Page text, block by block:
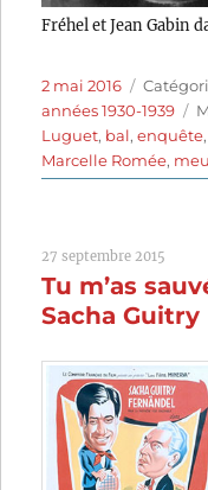
Fréhel et Jean Gabin
Publié
le
2 mai 2016
années 1930-1939
Luguet, bal,enquête,
Marcelle Romée,
27 septembre 2015
Tu m’as
Sacha Guitry